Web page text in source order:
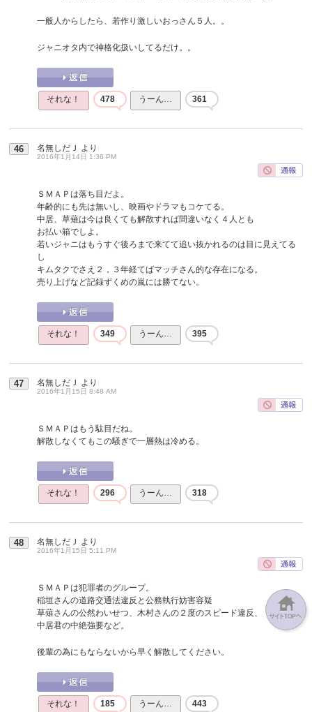
一般人からしたら、若作り激しいおっさん５人。。
ジャニオタ内で神格化扱いしてるだけ。。
それな！ 478 うーん… 361
46 名無しだＪ より
2016年1月14日 1:36 PM
ＳＭＡＰは落ち目だよ。
年齢的にも先は無いし、映画やドラマもコケてる。
中居、草薙は今は良くても解散すれば間違いなく４人とも
お払い箱でしよ。
若いジャニはもうすぐ後ろまで来てて追い抜かれるのは目に見えてる
し
キムタクでさえ２，３年経てばマッチさん的な存在になる。
売り上げなど記録ずくめの嵐には勝てない。
それな！ 349 うーん… 395
47 名無しだＪ より
2016年1月15日 8:48 AM
ＳＭＡＰはもう駄目だね。
解散しなくてもこの騒ぎで一層熱は冷める。
それな！ 296 うーん… 318
48 名無しだＪ より
2016年1月15日 5:11 PM
ＳＭＡＰは犯罪者のグループ。
稲垣さんの道路交通法違反と公務執行妨害容疑
草薙さんの公然わいせつ、木村さんの２度のスピード違反、
中居君の中絶強要など。
後輩の為にもならないから早く解散してください。
それな！ 185 うーん… 443